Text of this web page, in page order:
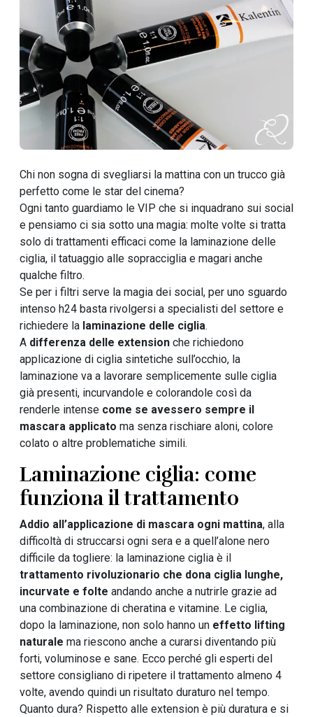
Chi non sogna di svegliarsi la mattina con un trucco già
perfetto come le star del cinema?
Ogni tanto guardiamo le VIP che si inquadrano sui social
e pensiamo ci sia sotto una magia: molte volte si tratta
solo di trattamenti efficaci come la laminazione delle
ciglia, il tatuaggio alle sopracciglia e magari anche
qualche filtro.
Se per i filtri serve la magia dei social, per uno sguardo
intenso h24 basta rivolgersi a specialisti del settore e
richiedere la laminazione delle ciglia.
A differenza delle extension che richiedono
applicazione di ciglia sintetiche sull’occhio, la
laminazione va a lavorare semplicemente sulle ciglia
già presenti, incurvandole e colorandole così da
renderle intense come se avessero sempre il
mascara applicato ma senza rischiare aloni, colore
colato o altre problematiche simili.
Laminazione ciglia: come
funziona il trattamento
Addio all’applicazione di mascara ogni mattina, alla
difficoltà di struccarsi ogni sera e a quell’alone nero
difficile da togliere: la laminazione ciglia è il
trattamento rivoluzionario che dona ciglia lunghe,
incurvate e folte andando anche a nutrirle grazie ad
una combinazione di cheratina e vitamine. Le ciglia,
dopo la laminazione, non solo hanno un effetto lifting
naturale ma riescono anche a curarsi diventando più
forti, voluminose e sane. Ecco perché gli esperti del
settore consigliano di ripetere il trattamento almeno 4
volte, avendo quindi un risultato duraturo nel tempo.
Quanto dura? Rispetto alle extension è più duratura e si